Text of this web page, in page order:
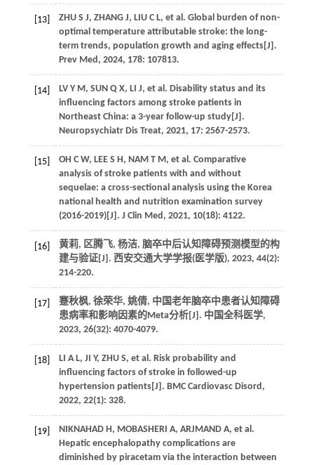
[13]
ZHU S J, ZHANG J, LIU C L, et al. Global burden of non-
optimal temperature attributable stroke: the long-
term trends, population growth and aging effects[J].
Prev Med, 2024, 178: 107813.
[14]
LV Y M, SUN Q X, LI J, et al. Disability status and its
influencing factors among stroke patients in
Northeast China: a 3-year follow-up study[J].
Neuropsychiatr Dis Treat, 2021, 17: 2567-2573.
[15]
OH C W, LEE S H, NAM T M, et al. Comparative
analysis of stroke patients with and without
sequelae: a cross-sectional analysis using the Korea
national health and nutrition examination survey
(2016-2019)[J]. J Clin Med, 2021, 10(18): 4122.
[16]
黄莉, 区腾飞, 杨洁, 脑卒中后认知障碍预测模型的构
建与验证[J]. 西安交通大学学报(医学版), 2023, 44(2):
214-220.
[17]
蹇秋枫, 徐荣华, 姚倩, 中国老年脑卒中患者认知障碍
患病率和影响因素的Meta分析[J]. 中国全科医学,
2023, 26(32): 4070-4079.
[18]
LI A L, JI Y, ZHU S, et al. Risk probability and
influencing factors of stroke in followed-up
hypertension patients[J]. BMC Cardiovasc Disord,
2022, 22(1): 328.
[19]
NIKNAHAD H, MOBASHERI A, ARJMAND A, et al.
Hepatic encephalopathy complications are
diminished by piracetam via the interaction between